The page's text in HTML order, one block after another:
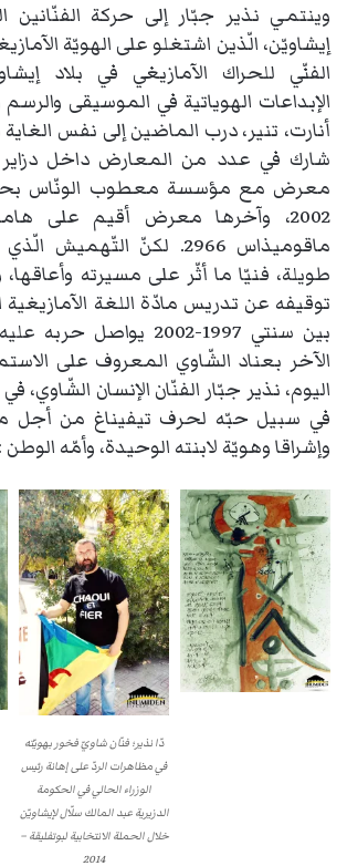
وينتمي نذير جبّار إلى حركة الفنّانين
إيشاويّن، الّذين اشتغلو على الهويّة
الفنّي للحراك الآمازيغي في بلاد
الإبداعات الهوياتية في الموسيقى
أنارت، تنير، درب الماضين إلى نفس
شارك في عدد من المعارض داخل
معرض مع مؤسسة معطوب الونّاس
2002، وآخرها معرض أقيم على
ماقوميذاس 2966. لكنّ
طويلة، فنيّا ما أثّر على مسيرته
توقيفه عن تدريس مادّة اللغة الآمازيغية
بين سنتي 1997-2002
الآخر بعناد الشّاوي المعروف على
اليوم، نذير جبّار الفنّان الإنسان
في سبيل حبّه لحرف تيفيناغ من أجل
وإشراقا وهويّة لابنته الوحيدة، وأمّه الوطن
دّا نذير؛ فنّان شاويّ فخور بهويّته
في مظاهرات الردّ على إهانة رئيس
الوزراء الحالي في الحكومة
الدزيرية عبد المالك سلّال لإيشاويّن
خلال الحملة الانتخابية لبوتفليقة –
2014